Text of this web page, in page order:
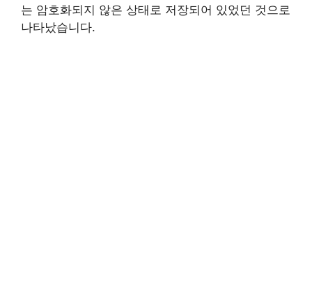
는 암호화되지 않은 상태로 저장되어 있었던 것으로
나타났습니다.